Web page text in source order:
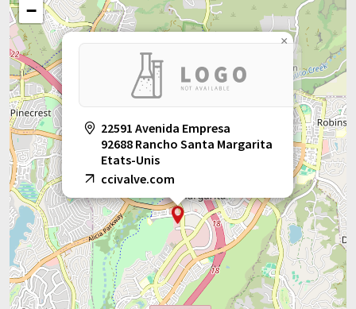
22591 Avenida Empresa
92688 Rancho Santa Margarita
Etats-Unis
ccivalve.com
×
−